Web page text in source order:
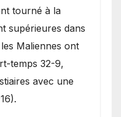
tourné à la
supérieures dans
Maliennes ont
temps 32-9,
avec une